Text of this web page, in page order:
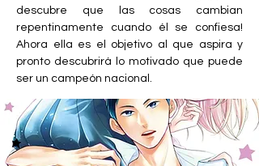
descubre que las cosas cambian
repentinamente cuando él se confiesa!
Ahora ella es el objetivo al que aspira y
pronto descubrirá lo motivado que puede
ser un campeón nacional.